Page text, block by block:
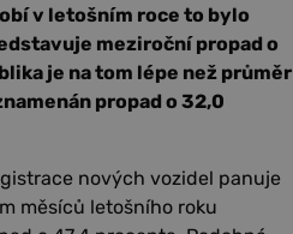
v letošním roce to bylo
meziroční propad o
je na tom lépe než průměr
propad o 32,0
nových vozidel panuje
měsíců letošního roku